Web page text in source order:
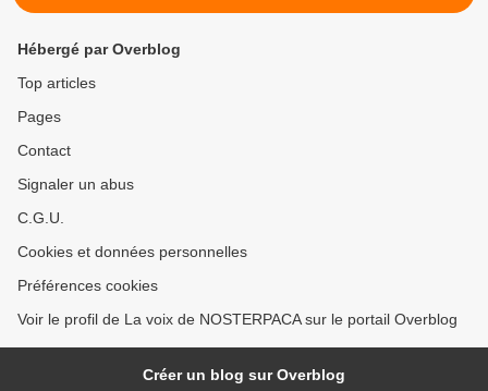
Hébergé par Overblog
Top articles
Pages
Contact
Signaler un abus
C.G.U.
Cookies et données personnelles
Préférences cookies
Voir le profil de La voix de NOSTERPACA sur le portail Overblog
Créer un blog sur Overblog